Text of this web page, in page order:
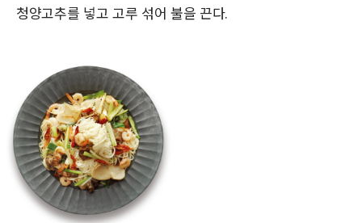
청양고추를 넣고 고루 섞어 불을 끈다.